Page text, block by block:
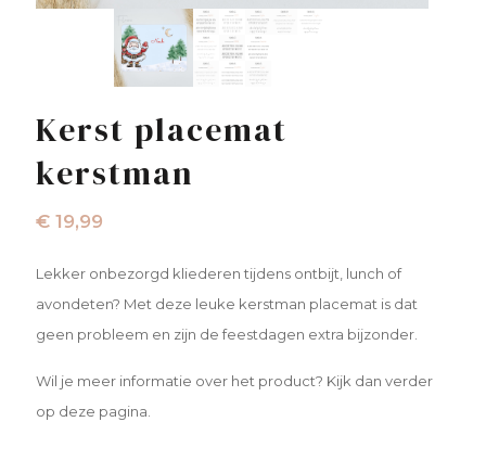
Kerst placemat
kerstman
€ 19,99
Lekker onbezorgd kliederen tijdens ontbijt, lunch of
avondeten? Met deze leuke kerstman placemat is dat
geen probleem en zijn de feestdagen extra bijzonder.
Wil je meer informatie over het product? Kijk dan verder
op deze pagina.